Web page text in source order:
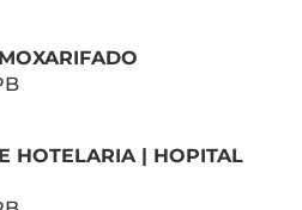
HOTELARIA | HOPITAL